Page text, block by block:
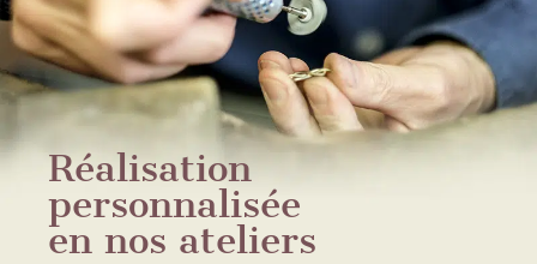
Réalisation
personnalisée
en nos ateliers